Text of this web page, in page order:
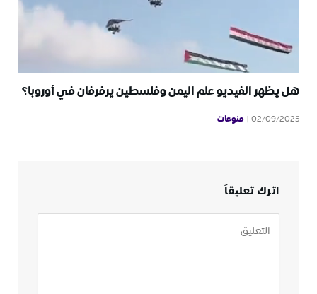
هل يظهر الفيديو علم اليمن وفلسطين يرفرفان في أوروبا؟
02/09/2025 منوعات
اترك تعليقاً